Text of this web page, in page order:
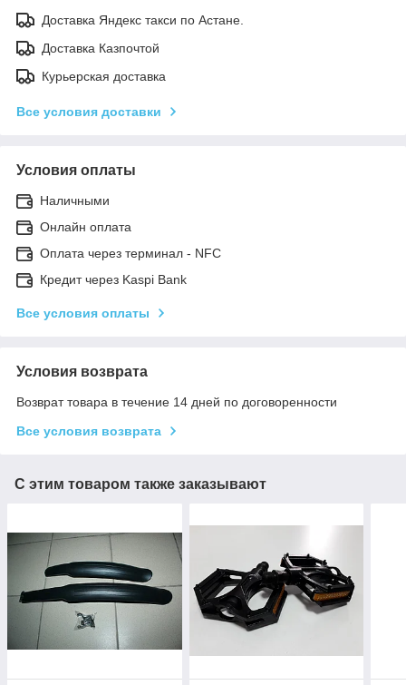
Доставка Яндекс такси по Астане.
Доставка Казпочтой
Курьерская доставка
Все условия доставки
Условия оплаты
Наличными
Онлайн оплата
Оплата через терминал - NFC
Кредит через Kaspi Bank
Все условия оплаты
Условия возврата
Возврат товара в течение 14 дней по договоренности
Все условия возврата
С этим товаром также заказывают